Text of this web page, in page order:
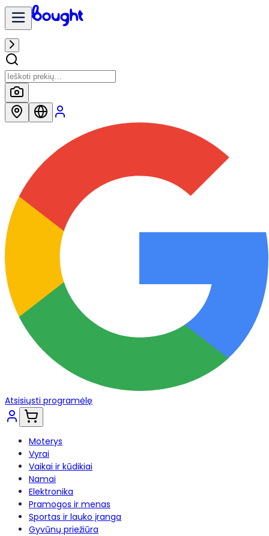
Atsisiųsti programėlę
Moterys
Vyrai
Vaikai ir kūdikiai
Namai
Elektronika
Pramogos ir menas
Sportas ir lauko įranga
Gyvūnų priežiūra